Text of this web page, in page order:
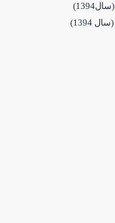
(سال1394)
(سال 1394)